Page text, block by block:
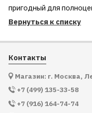
пригодный для
Вернуться к списку
Контакты
Магазин: г. Москва,
+7 (499) 135-33-58
+7 (916) 164-74-74